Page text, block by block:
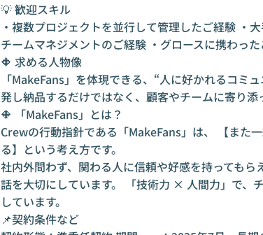
💡 歓迎スキル
・複数プロジェクトを並行して管理したご経験 ・
チームマネジメントのご経験 ・グロースに携わっ
🔶 求める人物像
「MakeFans」を体現できる、“人に好かれるコミ
発し納品するだけではなく、顧客やチームに寄り添
🔶 「MakeFans」とは？
Crewの行動指針である「MakeFans」は、 【また
る】という考え方です。
社内外問わず、関わる人に信頼や好感を持っても
話を大切にしています。 「技術力 × 人間力」で、
しています。
📌契約条件など